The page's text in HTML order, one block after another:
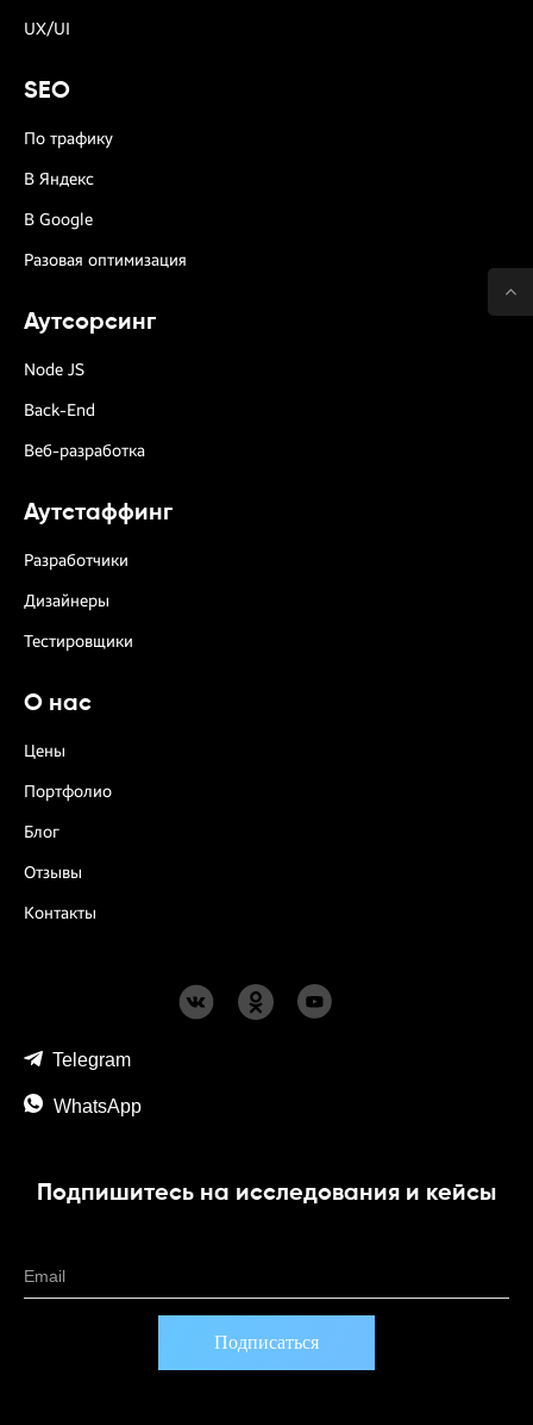
UX/UI
SEO
По трафику
В Яндекс
В Google
Разовая оптимизация
Аутсорсинг
Node JS
Back-End
Веб-разработка
Аутстаффинг
Разработчики
Дизайнеры
Тестировщики
О нас
Цены
Портфолио
Блог
Отзывы
Контакты
Telegram
WhatsApp
Подпишитесь на исследования и кейсы
Email